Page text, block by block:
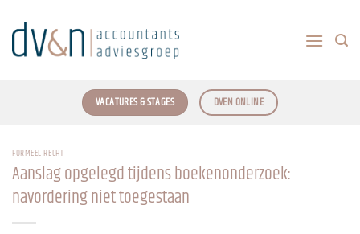
naar
inhoud
VACATURES & STAGES DVEN ONLINE
FORMEEL RECHT
Aanslag opgelegd tijdens boekenonderzoek:
navordering niet toegestaan